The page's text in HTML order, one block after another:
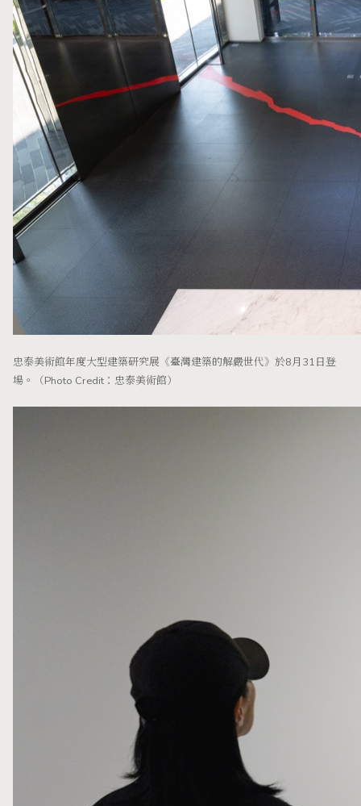
忠泰美術館年度大型建築研究展《臺灣建築的解嚴世代》於8月31日登
場。（Photo Credit：忠泰美術館）